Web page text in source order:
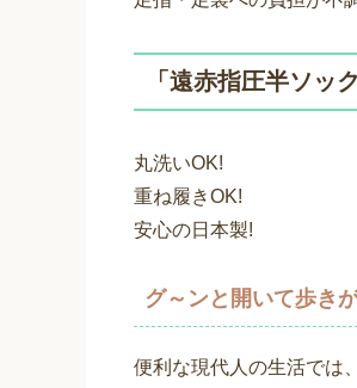
「遠赤指圧半ソッ
丸洗いOK!
重ね履きOK!
安心の日本製!
グ～ンと開いて歩き
便利な現代人の生活では